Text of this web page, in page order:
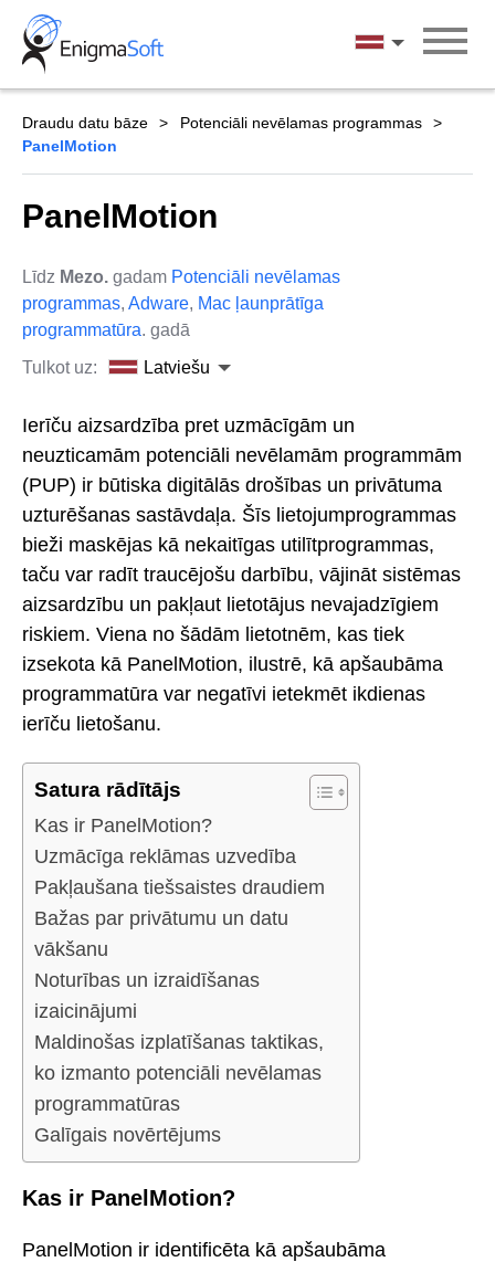
Skip
content
Latviešu
Draudu datu bāze
Potenciāli nevēlamas programmas
PanelMotion
PanelMotion
Līdz Mezo. gadam Potenciāli nevēlamas
programmas, Adware, Mac ļaunprātīga
programmatūra. gadā
Tulkot uz:
Latviešu
Ierīču aizsardzība pret uzmācīgām un
neuzticamām potenciāli nevēlamām programmām
(PUP) ir būtiska digitālās drošības un privātuma
uzturēšanas sastāvdaļa. Šīs lietojumprogrammas
bieži maskējas kā nekaitīgas utilītprogrammas,
taču var radīt traucējošu darbību, vājināt sistēmas
aizsardzību un pakļaut lietotājus nevajadzīgiem
riskiem. Viena no šādām lietotnēm, kas tiek
izsekota kā PanelMotion, ilustrē, kā apšaubāma
programmatūra var negatīvi ietekmēt ikdienas
ierīču lietošanu.
Satura rādītājs
Kas ir PanelMotion?
Uzmācīga reklāmas uzvedība
Pakļaušana tiešsaistes draudiem
Bažas par privātumu un datu
vākšanu
Noturības un izraidīšanas
izaicinājumi
Maldinošas izplatīšanas taktikas,
ko izmanto potenciāli nevēlamas
programmatūras
Galīgais novērtējums
Kas ir PanelMotion?
PanelMotion ir identificēta kā apšaubāma